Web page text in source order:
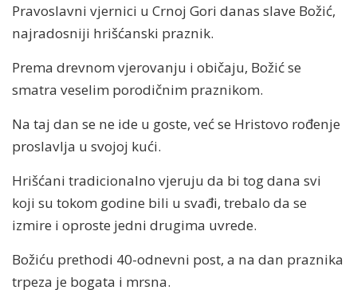
Pravoslavni vjernici u Crnoj Gori danas slave Božić,
najradosniji hrišćanski praznik.
Prema drevnom vjerovanju i običaju, Božić se
smatra veselim porodičnim praznikom.
Na taj dan se ne ide u goste, već se Hristovo rođenje
proslavlja u svojoj kući.
Hrišćani tradicionalno vjeruju da bi tog dana svi
koji su tokom godine bili u svađi, trebalo da se
izmire i oproste jedni drugima uvrede.
Božiću prethodi 40-odnevni post, a na dan praznika
trpeza je bogata i mrsna.